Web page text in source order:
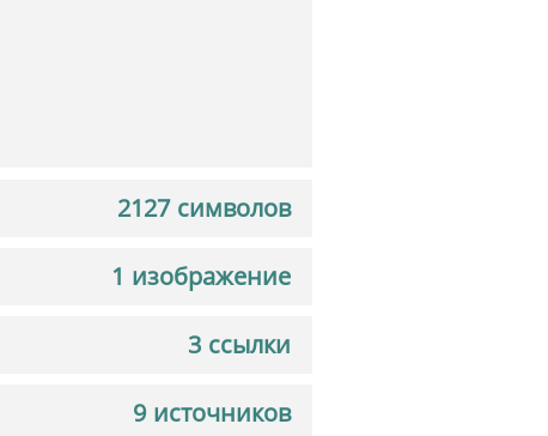
2127 символов
1 изображение
3 ссылки
9 источников